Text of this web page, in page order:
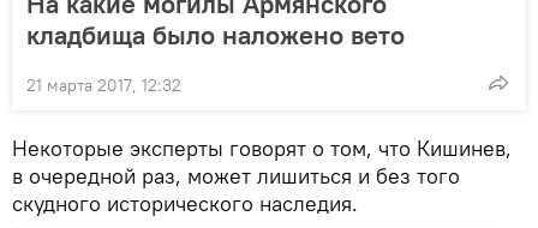
кладбища было наложено вето
21 марта 2017, 12:32
Некоторые эксперты говорят о том, что Кишинев,
в очередной раз, может лишиться и без того
скудного исторического наследия.